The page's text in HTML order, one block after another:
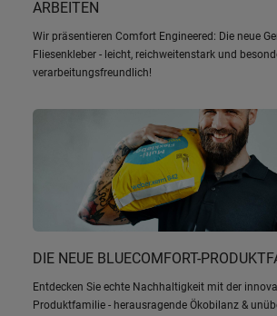
ARBEITEN
Wir präsentieren Comfort Engineered: Die neue
Fliesenkleber - leicht, reichweitenstark und
verarbeitungsfreundlich!
DIE NEUE BLUECOMFORT-
Entdecken Sie echte Nachhaltigkeit mit der
Produktfamilie - herausragende Ökobilanz &